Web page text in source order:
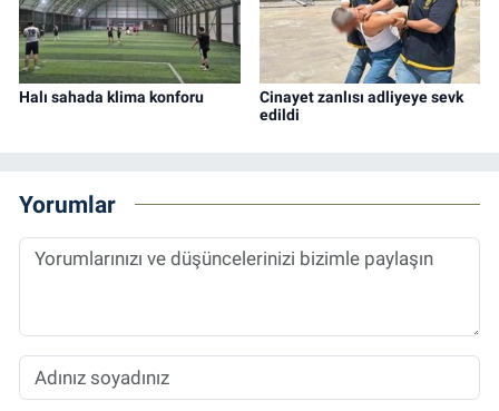
Halı sahada klima konforu
Cinayet zanlısı adliyeye sevk
edildi
Yorumlar